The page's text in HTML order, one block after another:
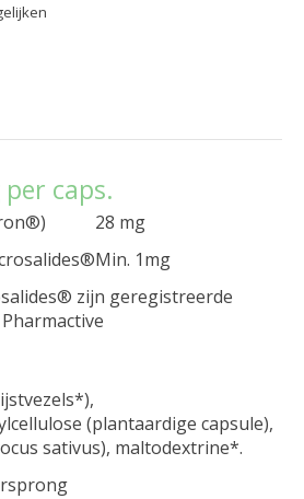
caps.
28 mg
Min. 1mg
zijn geregistreerde
(plantaardige capsule),
sativus), maltodextrine*.